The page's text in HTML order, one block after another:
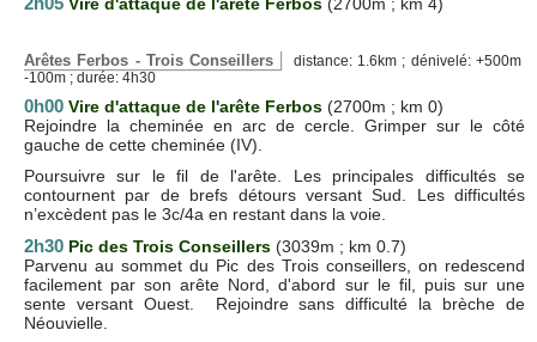
Arêtes Ferbos - Trois Conseillers
distance: 1.6km ; dénivelé: +500m
-100m ; durée: 4h30
0h00 Vire d'attaque de l'arête Ferbos (2700m ; km 0)
Rejoindre la cheminée en arc de cercle. Grimper sur le côté
gauche de cette cheminée (IV).
Poursuivre sur le fil de l'arête. Les principales difficultés se
contournent par de brefs détours versant Sud. Les difficultés
n’excèdent pas le 3c/4a en restant dans la voie.
2h30 Pic des Trois Conseillers (3039m ; km 0.7)
Parvenu au sommet du Pic des Trois conseillers, on redescend
facilement par son arête Nord, d'abord sur le fil, puis sur une
sente versant Ouest. Rejoindre sans difficulté la brèche de
Néouvielle.